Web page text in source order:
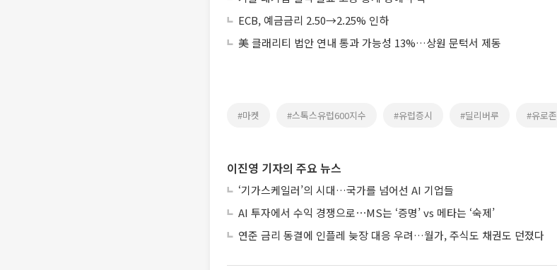
ECB, 예금금리 2.50→2.25% 인하
美 클래리티 법안 연내 통과 가능성 13%…상원 문턱서 제동
#마켓 #스톡스유럽600지수 #유럽증시 #딜리버루 #유로존
이진영 기자의 주요 뉴스
‘기가스케일러’의 시대…국가를 넘어선 AI 기업들
AI 투자에서 수익 경쟁으로⋯MS는 ‘증명’ vs 메타는 ‘숙제’
연준 금리 동결에 인플레 늦장 대응 우려…월가, 주식도 채권도 던졌다